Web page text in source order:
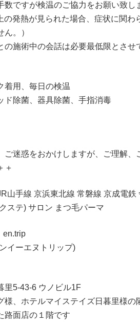
数ですが検温のご協力をお願い致し
の発熱が見られた場合、症状に関
。）
の施術中の会話は必要最低限とさせ
着用、毎日の検温
ド除菌、器具除菌、手指消毒
ご迷惑をおかけしますが、ご理解
＋
山手線 京浜東北線 常磐線 京成電鉄
ステ) サロン まつ毛パーマ
イーエヌトリップ)
里5-43-6 ウノビル1F
様、ホテルマイステイズ日暮里様の
路面店の１階です